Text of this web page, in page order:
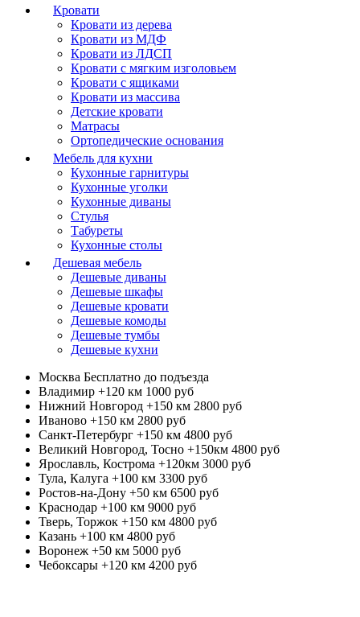
Кровати
Кровати из дерева
Кровати из МДФ
Кровати из ЛДСП
Кровати с мягким изголовьем
Кровати с ящиками
Кровати из массива
Детские кровати
Матрасы
Ортопедические основания
Мебель для кухни
Кухонные гарнитуры
Кухонные уголки
Кухонные диваны
Стулья
Табуреты
Кухонные столы
Дешевая мебель
Дешевые диваны
Дешевые шкафы
Дешевые кровати
Дешевые комоды
Дешевые тумбы
Дешевые кухни
Москва Бесплатно до подъезда
Владимир +120 км 1000 руб
Нижний Новгород +150 км 2800 руб
Иваново +150 км 2800 руб
Санкт-Петербург +150 км 4800 руб
Великий Новгород, Тосно +150км 4800 руб
Ярославль, Кострома +120км 3000 руб
Тула, Калуга +100 км 3300 руб
Ростов-на-Дону +50 км 6500 руб
Краснодар +100 км 9000 руб
Тверь, Торжок +150 км 4800 руб
Казань +100 км 4800 руб
Воронеж +50 км 5000 руб
Чебоксары +120 км 4200 руб